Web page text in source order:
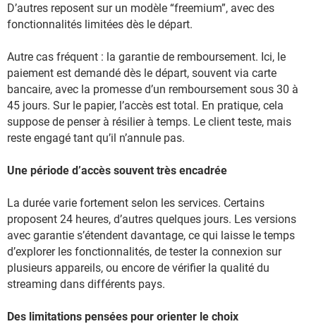
D’autres reposent sur un modèle “freemium”, avec des
fonctionnalités limitées dès le départ.
Autre cas fréquent : la garantie de remboursement. Ici, le
paiement est demandé dès le départ, souvent via carte
bancaire, avec la promesse d’un remboursement sous 30 à
45 jours. Sur le papier, l’accès est total. En pratique, cela
suppose de penser à résilier à temps. Le client teste, mais
reste engagé tant qu’il n’annule pas.
Une période d’accès souvent très encadrée
La durée varie fortement selon les services. Certains
proposent 24 heures, d’autres quelques jours. Les versions
avec garantie s’étendent davantage, ce qui laisse le temps
d’explorer les fonctionnalités, de tester la connexion sur
plusieurs appareils, ou encore de vérifier la qualité du
streaming dans différents pays.
Des limitations pensées pour orienter le choix